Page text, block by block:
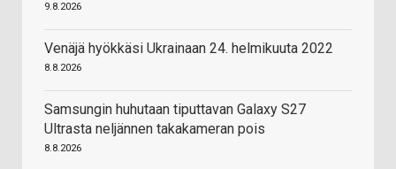
9.8.2026
Venäjä hyökkäsi Ukrainaan 24. helmikuuta 2022
8.8.2026
Samsungin huhutaan tiputtavan Galaxy S27
Ultrasta neljännen takakameran pois
8.8.2026